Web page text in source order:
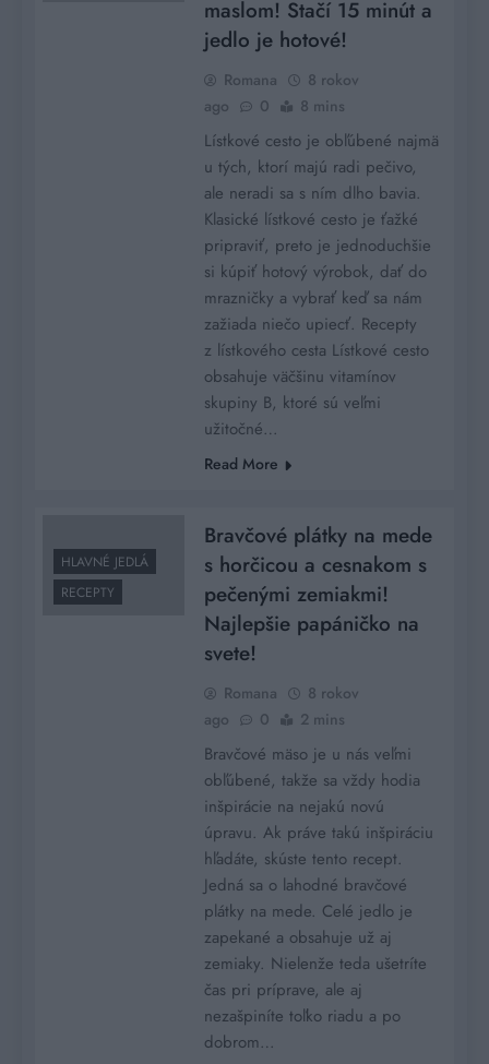
maslom! Stačí 15 minút a
jedlo je hotové!
Romana
8 rokov
ago
0 8 mins
Lístkové cesto je obľúbené najmä
u tých, ktorí majú radi pečivo,
ale neradi sa s ním dlho bavia.
Klasické lístkové cesto je ťažké
pripraviť, preto je jednoduchšie
si kúpiť hotový výrobok, dať do
mrazničky a vybrať keď sa nám
zažiada niečo upiecť. Recepty
z lístkového cesta Lístkové cesto
obsahuje väčšinu vitamínov
skupiny B, ktoré sú veľmi
užitočné…
Read More
HLAVNÉ JEDLÁ
RECEPTY
Bravčové plátky na mede
s horčicou a cesnakom s
pečenými zemiakmi!
Najlepšie papáničko na
svete!
Romana
8 rokov
ago
0 2 mins
Bravčové mäso je u nás veľmi
obľúbené, takže sa vždy hodia
inšpirácie na nejakú novú
úpravu. Ak práve takú inšpiráciu
hľadáte, skúste tento recept.
Jedná sa o lahodné bravčové
plátky na mede. Celé jedlo je
zapekané a obsahuje už aj
zemiaky. Nielenže teda ušetríte
čas pri príprave, ale aj
nezašpiníte toľko riadu a po
dobrom…